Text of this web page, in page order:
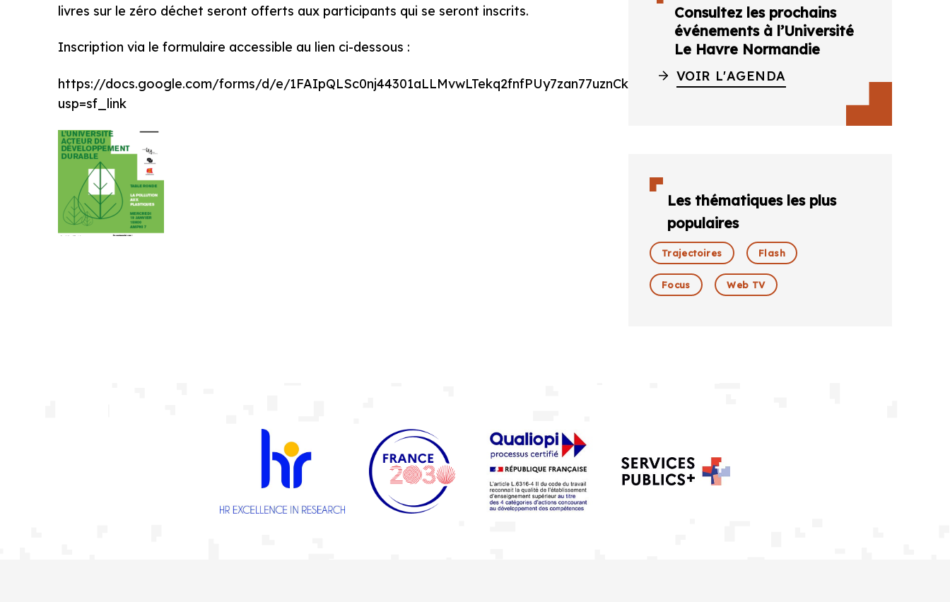
livres sur le zéro déchet seront offerts aux participants qui se seront inscrits.
Inscription via le formulaire accessible au lien ci-dessous :
https://docs.google.com/forms/d/e/1FAIpQLSc0nj44301aLLMvwLTekq2fnfPUy7zan77uznCkHMC8P1ZPGw/viewform?
usp=sf_link
Consultez les prochains
événements à l’Université
Le Havre Normandie
VOIR L'AGENDA
Les thématiques les plus
populaires
Trajectoires Flash
Focus Web TV